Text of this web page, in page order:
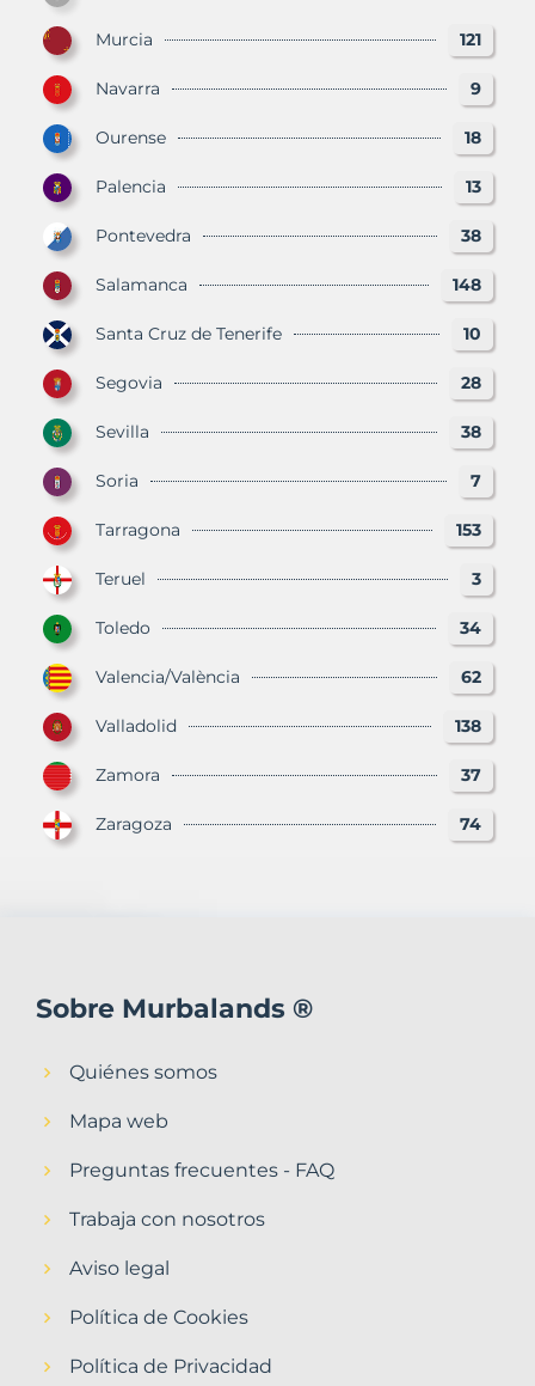
Murcia 121
Navarra 9
Ourense 18
Palencia 13
Pontevedra 38
Salamanca 148
Santa Cruz de Tenerife 10
Segovia 28
Sevilla 38
Soria 7
Tarragona 153
Teruel 3
Toledo 34
Valencia/València 62
Valladolid 138
Zamora 37
Zaragoza 74
Sobre Murbalands ®
Quiénes somos
Mapa web
Preguntas frecuentes - FAQ
Trabaja con nosotros
Aviso legal
Política de Cookies
Política de Privacidad